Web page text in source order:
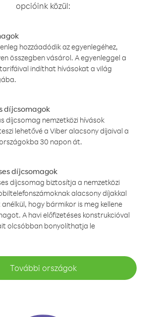
opcióink közül:
hozzáadódik az egyenlegéhez,
összegben vásárol. A egyenleggel a
indíthat hívásokat a világ
díjcsomagok
díjcsomag nemzetközi hívások
lehetővé a Viber alacsony díjaival a
30 napon át.
díjcsomagok
díjcsomag biztosítja a nemzetközi
alacsony díjakkal
hogy bármikor is meg kellene
A havi előfizetéses konstrukcióval
olcsóbban bonyolíthatja le
További országok